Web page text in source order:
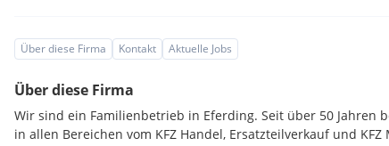
Über diese Firma Kontakt Aktuelle Jobs
Über diese Firma
Wir sind ein Familienbetrieb in Eferding. Seit über 50 Jahren
in allen Bereichen vom KFZ Handel, Ersatzteilverkauf und